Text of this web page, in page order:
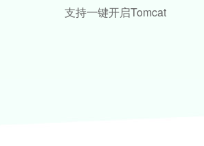
支持一键开启Tomcat